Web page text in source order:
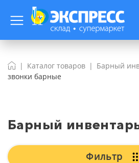
Каталог товаров Барный
звонки барные
Барный
Фильтр